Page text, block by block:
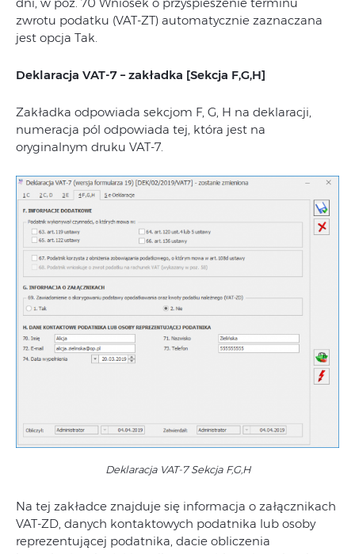
zwrotu podatku (VAT-ZT) automatycznie zaznaczana
jest opcja Tak.
Deklaracja VAT-7 – zakładka [Sekcja F,G,H]
Zakładka odpowiada sekcjom F, G, H na deklaracji,
numeracja pól odpowiada tej, która jest na
oryginalnym druku VAT-7.
Deklaracja VAT-7 Sekcja F,G,H
Na tej zakładce znajduje się informacja o załącznikach
VAT-ZD, danych kontaktowych podatnika lub osoby
reprezentującej podatnika, dacie obliczenia